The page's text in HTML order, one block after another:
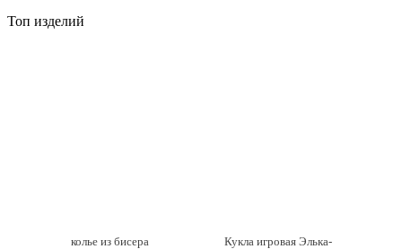
Топ изделий
колье из бисера
Кукла игровая Элька-